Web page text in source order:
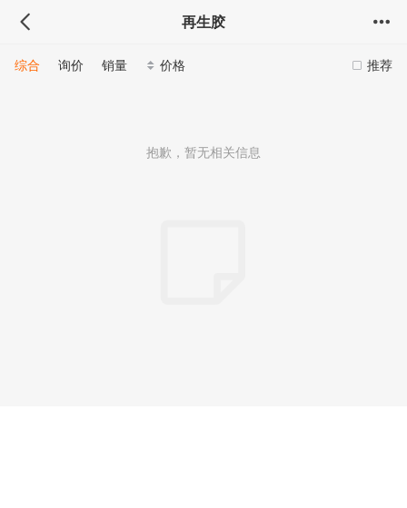
再生胶
推荐
综合 询价 销量 价格
抱歉，暂无相关信息